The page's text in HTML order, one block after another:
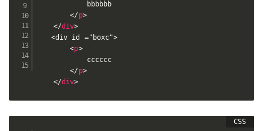
            bbbbbb
</ p>
</div>
<div id ="boxc">
<p>
            cccccc
</ p>
</div>